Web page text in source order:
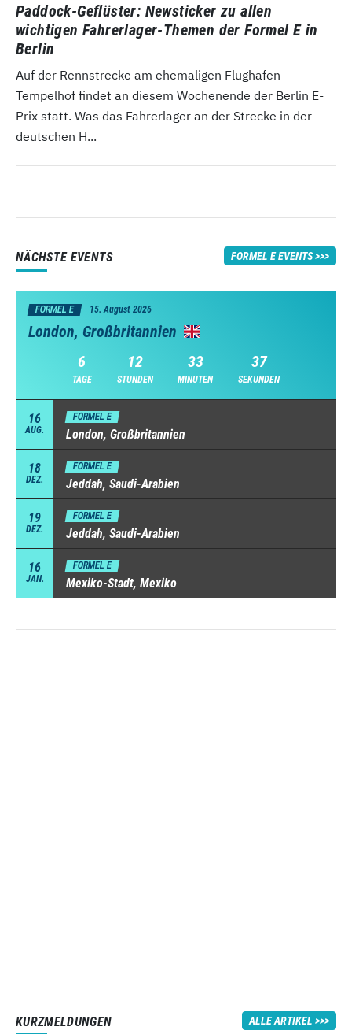
Paddock-Geflüster: Newsticker zu allen
wichtigen Fahrerlager-Themen der Formel E in
Berlin
Auf der Rennstrecke am ehemaligen Flughafen
Tempelhof findet an diesem Wochenende der Berlin E-
Prix statt. Was das Fahrerlager an der Strecke in der
deutschen H...
NÄCHSTE EVENTS FORMEL E EVENTS
FORMEL E 15. August 2026
London, Großbritannien
6
TAGE
12
STUNDEN
33
MINUTEN
36
SEKUNDEN
16
AUG.
FORMEL E
London, Großbritannien
18
DEZ.
FORMEL E
Jeddah, Saudi-Arabien
19
DEZ.
FORMEL E
Jeddah, Saudi-Arabien
16
JAN.
FORMEL E
Mexiko-Stadt, Mexiko
KURZMELDUNGEN ALLE ARTIKEL